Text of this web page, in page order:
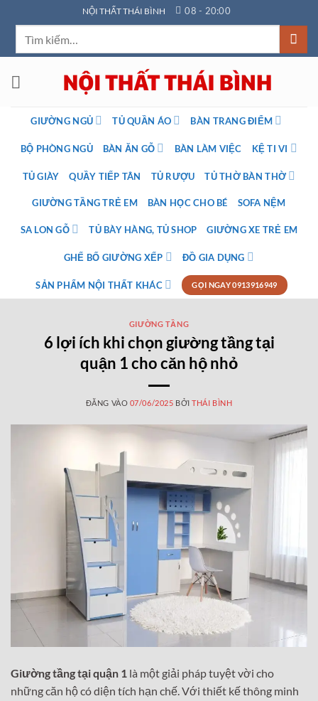
qua
dung
NỘI THẤT THÁI BÌNH 08 - 20:00
GIƯỜNG NGỦ TỦ QUẦN ÁO BÀN TRANG ĐIỂM
BỘ PHÒNG NGỦ BÀN ĂN GỖ BÀN LÀM VIỆC KỆ TI VI
TỦ GIÀY QUẦY TIẾP TÂN TỦ RƯỢU TỦ THỜ BÀN THỜ
GIƯỜNG TẦNG TRẺ EM BÀN HỌC CHO BÉ SOFA NỆM
SA LON GỖ TỦ BÀY HÀNG, TỦ SHOP GIƯỜNG XE TRẺ EM
GHẾ BỐ GIƯỜNG XẾP ĐỒ GIA DỤNG
SẢN PHẨM NỘI THẤT KHÁC GỌI NGAY 0913916949
GIƯỜNG TẦNG
6 lợi ích khi chọn giường tầng tại
quận 1 cho căn hộ nhỏ
ĐĂNG VÀO 07/06/2025 BỞITHÁI BÌNH
Giường tầng tại quận 1 là một giải pháp tuyệt vời cho
những căn hộ có diện tích hạn chế. Với thiết kế thông minh